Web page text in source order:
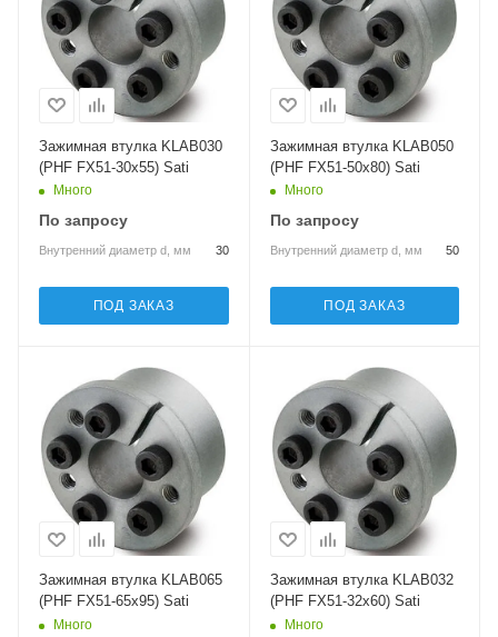
Зажимная втулка KLAB030
(PHF FX51-30x55) Sati
Много
По запросу
Внутренний диаметр d, мм 30
ПОД ЗАКАЗ
Зажимная втулка KLAB050
(PHF FX51-50x80) Sati
Много
По запросу
Внутренний диаметр d, мм 50
ПОД ЗАКАЗ
Зажимная втулка KLAB065
(PHF FX51-65x95) Sati
Много
Зажимная втулка KLAB032
(PHF FX51-32x60) Sati
Много